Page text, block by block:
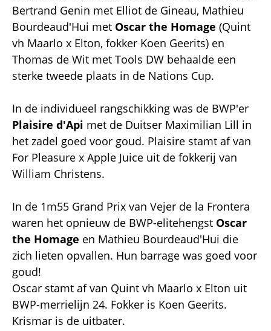
Bertrand Genin met Elliot de Gineau, Mathieu
Bourdeaud'Hui met Oscar the Homage (Quint
vh Maarlo x Elton, fokker Koen Geerits) en
Thomas de Wit met Tools DW behaalde een
sterke tweede plaats in de Nations Cup.
In de individueel rangschikking was de BWP'er
Plaisire d'Api met de Duitser Maximilian Lill in
het zadel goed voor goud. Plaisire stamt af van
For Pleasure x Apple Juice uit de fokkerij van
William Christens.
In de 1m55 Grand Prix van Vejer de la Frontera
waren het opnieuw de BWP-elitehengst Oscar
the Homage en Mathieu Bourdeaud'Hui die
zich lieten opvallen. Hun barrage was goed voor
goud!
Oscar stamt af van Quint vh Maarlo x Elton uit
BWP-merrielijn 24. Fokker is Koen Geerits.
Krismar is de uitbater.